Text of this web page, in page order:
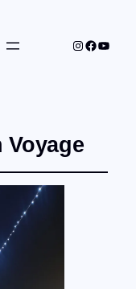
Instagram
Voyage